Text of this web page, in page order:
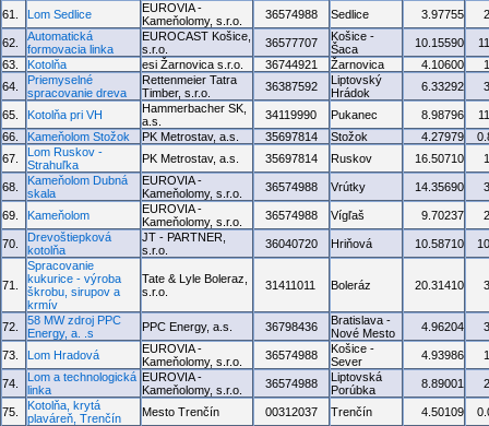
61. Lom Sedlice
EUROVIA -
Kameňolomy, s.r.o.
36574988 Sedlice 3.97755
62.
Automatická
formovacia linka
EUROCAST Košice,
s.r.o.
36577707
Košice -
Šaca
10.15590
63.
Kotolňa esi Žarnovica s.r.o. 36744921 Žarnovica 4.10600
64.
Priemyselné
spracovanie dreva
Rettenmeier Tatra
Timber, s.r.o.
36387592
Liptovský
Hrádok
6.33292
65. Kotolňa pri VH
Hammerbacher SK,
a.s.
34119990 Pukanec 8.98796
66.
Kameňolom Stožok PK Metrostav, a.s. 35697814 Stožok 4.27979
67.
Lom Ruskov -
Strahuľka
PK Metrostav, a.s. 35697814 Ruskov 16.50710
68.
Kameňolom Dubná
skala
EUROVIA -
Kameňolomy, s.r.o.
36574988 Vrútky 14.35690
69. Kameňolom
EUROVIA -
Kameňolomy, s.r.o.
36574988 Vígľaš 9.70237
70.
Drevoštiepková
kotolňa
JT - PARTNER,
s.r.o.
36040720 Hriňová 10.58710
71.
Spracovanie
kukurice - výroba
škrobu, sirupov a
krmív
Tate & Lyle Boleraz,
s.r.o.
31411011 Boleráz 20.31410
72.
58 MW zdroj PPC
Energy, a. .s
PPC Energy, a.s. 36798436
Bratislava -
Nové Mesto
4.96204
73. Lom Hradová
EUROVIA -
Kameňolomy, s.r.o.
36574988
Košice -
Sever
4.93986
74.
Lom a technologická
linka
EUROVIA -
Kameňolomy, s.r.o.
36574988
Liptovská
Porúbka
8.89001
75.
Kotolňa, krytá
plaváreň, Trenčín
Mesto Trenčín 00312037 Trenčín 4.50109